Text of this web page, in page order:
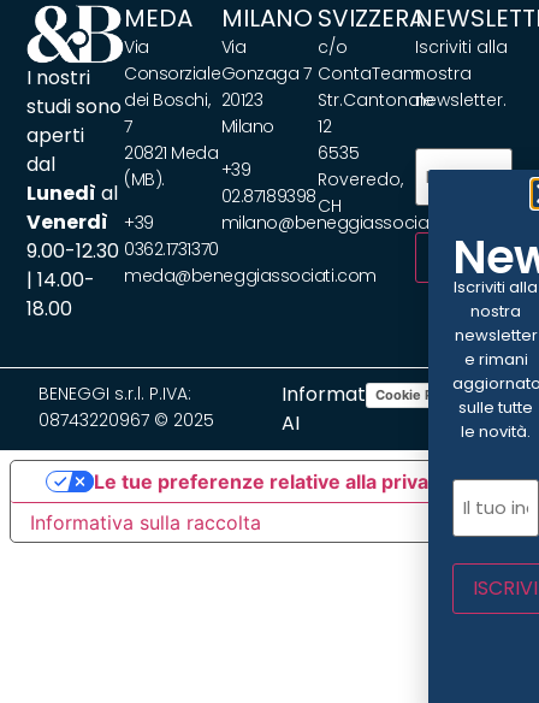
I nostri
studi sono
aperti
dal
Lunedì al
Venerdì
9.00-12.30
| 14.00-
18.00
MEDA
Via
Consorziale
dei Boschi,
7
20821 Meda
(MB).
+39
0362.1731370
meda@beneggiassociati.com
MILANO
Via
Gonzaga 7
20123
Milano
+39
02.87189398
milano@beneggiassociati.com
SVIZZERA
c/o
ContaTeam
Str.Cantonale
12
6535
Roveredo,
CH
Iscriviti alla
nostra
newsletter.
Email
ISCRIVITI
BENEGGI s.r.l. P.IVA:
08743220967 © 2025
Informativa
AI
Cookie PolicyPrivacy Policy
Informativa sulla raccolta
Le tue preferenze relative alla privacy
Iscriviti alla
nostra
newsletter
e rimani
sulle tutte
le novità.
Email